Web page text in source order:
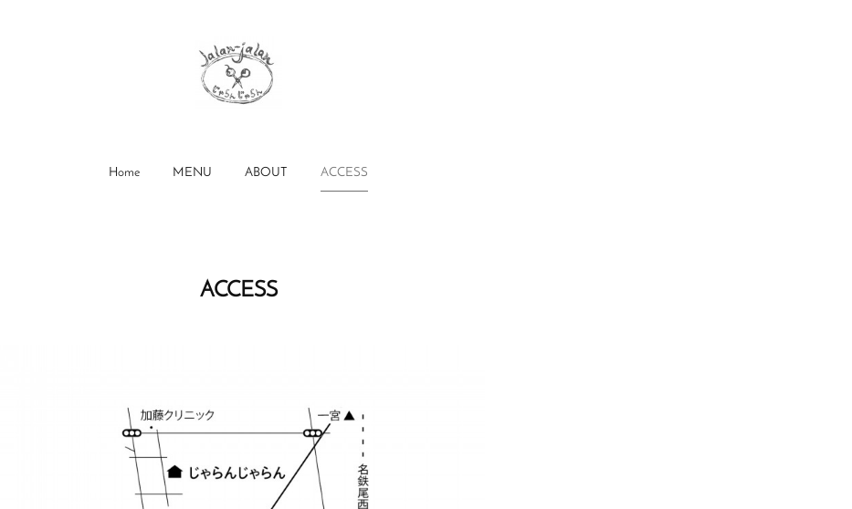
Home MENU ABOUT ACCESS
ACCESS